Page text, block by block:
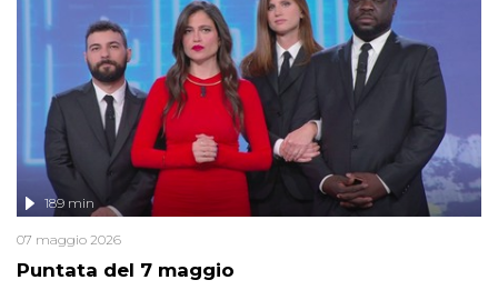
social network, talk show, piazze digitali e immaginario collettivo.
Puntata del 7 maggio
189 min
07 maggio 2026